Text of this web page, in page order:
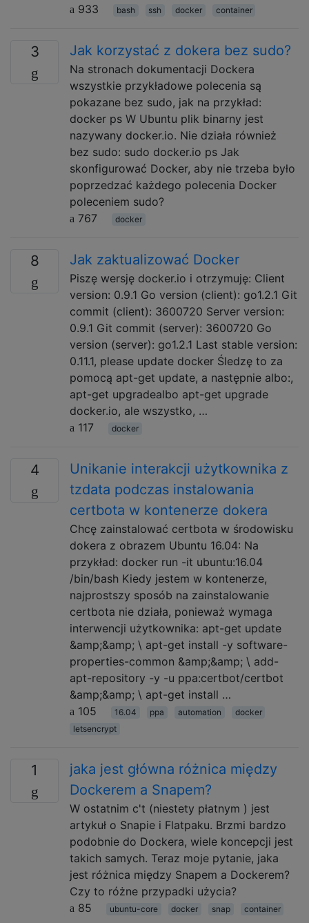
933
bash ssh docker container
3 Jak korzystać z dokera bez sudo?
Na stronach dokumentacji Dockera
wszystkie przykładowe polecenia są
pokazane bez sudo, jak na przykład:
docker ps W Ubuntu plik binarny jest
nazywany docker.io. Nie działa również
bez sudo: sudo docker.io ps Jak
skonfigurować Docker, aby nie trzeba było
poprzedzać każdego polecenia Docker
poleceniem sudo?
767
docker
8 Jak zaktualizować Docker
Piszę wersję docker.io i otrzymuję: Client
version: 0.9.1 Go version (client): go1.2.1 Git
commit (client): 3600720 Server version:
0.9.1 Git commit (server): 3600720 Go
version (server): go1.2.1 Last stable version:
0.11.1, please update docker Śledzę to za
pomocą apt-get update, a następnie albo:,
apt-get upgradealbo apt-get upgrade
docker.io, ale wszystko, …
117
docker
4
Unikanie interakcji użytkownika z
tzdata podczas instalowania
certbota w kontenerze dokera
Chcę zainstalować certbota w środowisku
dokera z obrazem Ubuntu 16.04: Na
przykład: docker run -it ubuntu:16.04
/bin/bash Kiedy jestem w kontenerze,
najprostszy sposób na zainstalowanie
certbota nie działa, ponieważ wymaga
interwencji użytkownika: apt-get update
&amp;&amp; \ apt-get install -y software-
properties-common &amp;&amp; \ add-
apt-repository -y -u ppa:certbot/certbot
&amp;&amp; \ apt-get install …
105
16.04 ppa automation
docker
letsencrypt
1
jaka jest główna różnica między
Dockerem a Snapem?
W ostatnim c't (niestety płatnym ) jest
artykuł o Snapie i Flatpaku. Brzmi bardzo
podobnie do Dockera, wiele koncepcji jest
takich samych. Teraz moje pytanie, jaka
jest różnica między Snapem a Dockerem?
Czy to różne przypadki użycia?
85
ubuntu-core docker snap container